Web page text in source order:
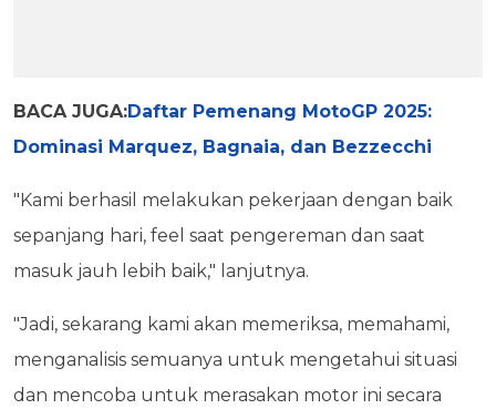
BACA JUGA:Daftar Pemenang MotoGP 2025:
Dominasi Marquez, Bagnaia, dan Bezzecchi
"Kami berhasil melakukan pekerjaan dengan baik
sepanjang hari, feel saat pengereman dan saat
masuk jauh lebih baik," lanjutnya.
"Jadi, sekarang kami akan memeriksa, memahami,
menganalisis semuanya untuk mengetahui situasi
dan mencoba untuk merasakan motor ini secara